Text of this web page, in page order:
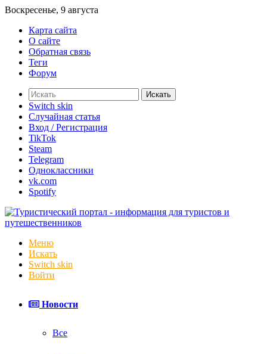
Воскресенье, 9 августа
Карта сайта
О сайте
Обратная связь
Теги
Форум
Искать
Switch skin
Случайная статья
Вход / Регистрация
TikTok
Steam
Telegram
Одноклассники
vk.com
Spotify
Меню
Искать
Switch skin
Войти
Новости
Все